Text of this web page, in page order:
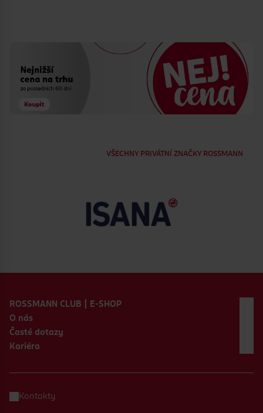
VŠECHNY PRIVÁTNÍ ZNAČKY ROSSMANN
ROSSMANN CLUB | E-SHOP
O nás
Časté dotazy
Kariéra
Kontakty